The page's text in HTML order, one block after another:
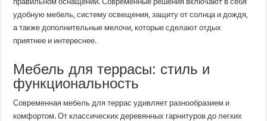
удобную мебель, систему освещения, защиту от солнца и дождя,
а также дополнительные мелочи, которые сделают отдых
приятнее и интереснее.
Мебель для террасы: стиль и
функциональность
Современная мебель для террас удивляет разнообразием и
комфортом. От классических деревянных гарнитуров до легких